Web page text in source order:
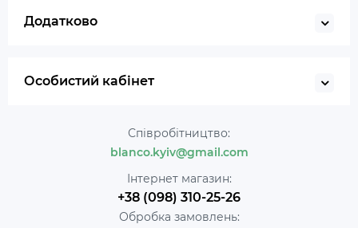
Додатково
Особистий кабінет
Співробітництво:
blanco.kyiv@gmail.com
Інтернет магазин:
+38 (098) 310-25-26
Обробка замовлень: